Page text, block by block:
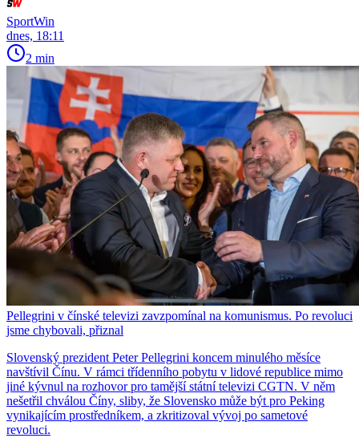
SportWin
dnes, 18:11
2 min
Pellegrini v čínské televizi zavzpomínal na komunismus. Po revoluci
jsme chybovali, přiznal
Slovenský prezident Peter Pellegrini koncem minulého měsíce
navštívil Čínu. V rámci třídenního pobytu v lidové republice mimo
jiné kývnul na rozhovor pro tamější státní televizi CGTN. V něm
nešetřil chválou Číny, sliby, že Slovensko může být pro Peking
vynikajícím prostředníkem, a zkritizoval vývoj po sametové
revoluci.